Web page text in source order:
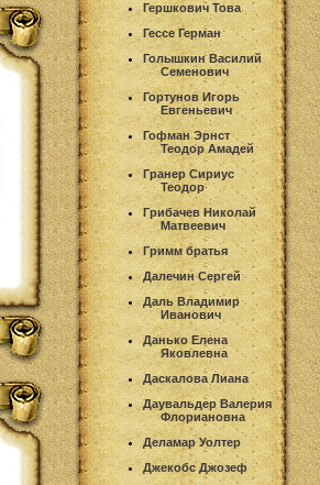
Гершкович Това
Гессе Герман
Голышкин Василий
Семенович
Гортунов Игорь
Евгеньевич
Гофман Эрнст
Теодор Амадей
Гранер Сириус
Теодор
Грибачев Николай
Матвеевич
Гримм братья
Далечин Сергей
Даль Владимир
Иванович
Данько Елена
Яковлевна
Даскалова Лиана
Даувальдер Валерия
Флориановна
Деламар Уолтер
Джекобс Джозеф